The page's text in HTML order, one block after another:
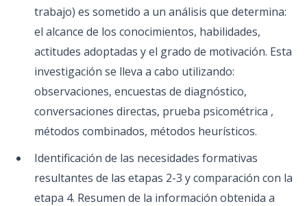
trabajo) es sometido a un análisis que determina:
el alcance de los conocimientos, habilidades,
actitudes adoptadas y el grado de motivación. Esta
investigación se lleva a cabo utilizando:
observaciones, encuestas de diagnóstico,
conversaciones directas, prueba psicométrica ,
métodos combinados, métodos heurísticos.
Identificación de las necesidades formativas
resultantes de las etapas 2-3 y comparación con la
etapa 4. Resumen de la información obtenida a